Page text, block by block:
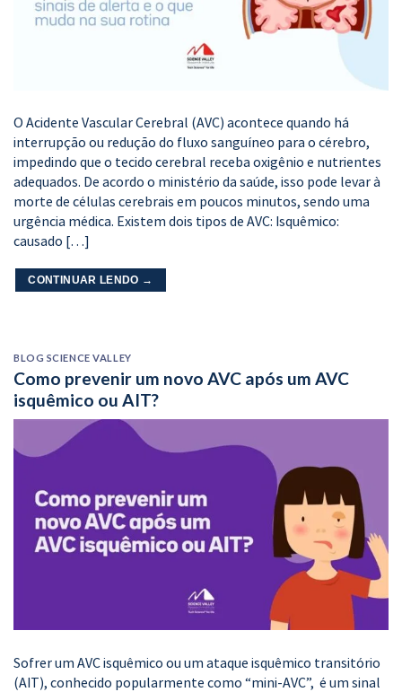
O Acidente Vascular Cerebral (AVC) acontece quando há
interrupção ou redução do fluxo sanguíneo para o cérebro,
impedindo que o tecido cerebral receba oxigênio e nutrientes
adequados. De acordo o ministério da saúde, isso pode levar à
morte de células cerebrais em poucos minutos, sendo uma
urgência médica. Existem dois tipos de AVC: Isquêmico:
causado […]
CONTINUAR LENDO →
BLOG SCIENCE VALLEY
Como prevenir um novo AVC após um AVC
isquêmico ou AIT?
Sofrer um AVC isquêmico ou um ataque isquêmico transitório
(AIT), conhecido popularmente como “mini-AVC”, é um sinal